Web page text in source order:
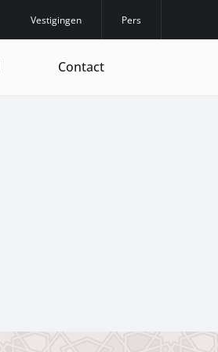
Vestigingen Pers
Contact